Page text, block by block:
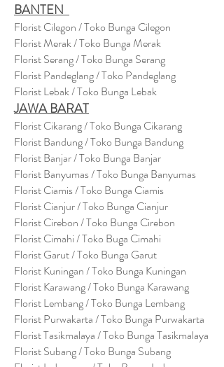
BANTEN
Florist Cilegon / Toko Bunga Cilegon
Florist Merak / Toko Bunga Merak
Florist Serang / Toko Bunga Serang
Florist Pandeglang / Toko Pandeglang
Florist Lebak / Toko Bunga Lebak
JAWA BARAT
Florist Cikarang/ Toko Bunga Cikarang
Florist Bandung / Toko Bunga Bandung
Florist Banjar / Toko Bunga Banjar
Florist Banyumas / Toko Bunga Banyumas
Florist Ciamis / Toko Bunga Ciamis
Florist Cianjur / Toko Bunga Cianjur
Florist Cirebon / Toko Bunga Cirebon
Florist Cimahi / Toko Buga Cimahi
Florist Garut / Toko Bunga Garut
Florist Kuningan / Toko Bunga Kuningan
Florist Karawang / Toko Bunga Karawang
Florist Lembang / Toko Bunga Lembang
Florist Purwakarta / Toko Bunga Purwakarta
Florist Tasikmalaya / Toko Bunga Tasikmalaya
Florist Subang / Toko Bunga Subang